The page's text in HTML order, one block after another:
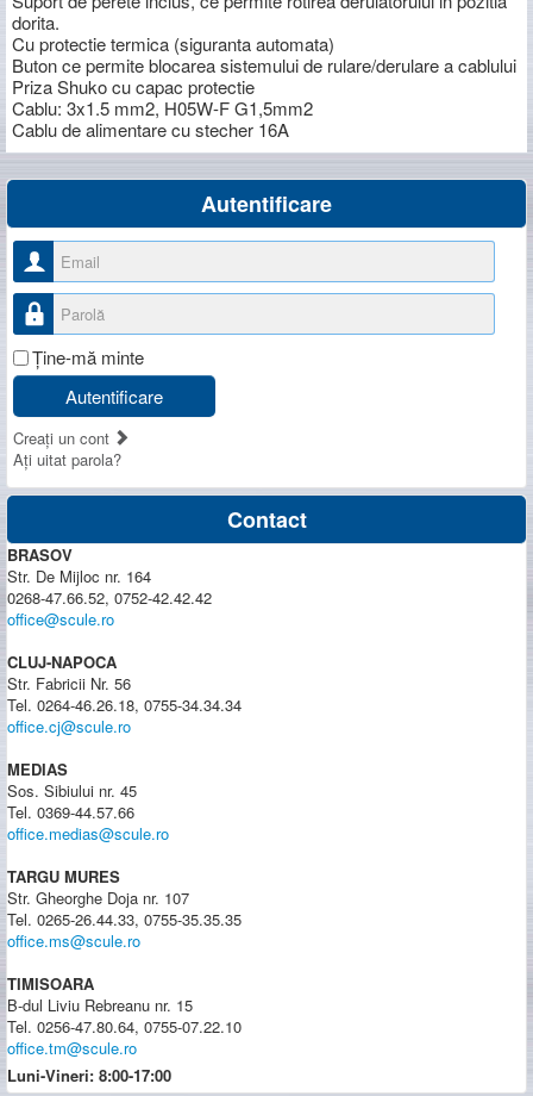
dorita.
Cu protectie termica (siguranta automata)
Buton ce permite blocarea sistemului de rulare/derulare a cablului
Priza Shuko cu capac protectie
Cablu: 3x1.5 mm2, H05W-F G1,5mm2
Cablu de alimentare cu stecher 16A
Autentificare
Nume utilizator
Parolă
Ţine-mă minte
Autentificare
Creaţi un cont
Aţi uitat parola?
Contact
BRASOV
Str. De Mijloc nr. 164
0268-47.66.52, 0752-42.42.42
office@scule.ro
CLUJ-NAPOCA
Str. Fabricii Nr. 56
Tel. 0264-46.26.18, 0755-34.34.34
office.cj@scule.ro
MEDIAS
Sos. Sibiului nr. 45
Tel. 0369-44.57.66
office.medias@scule.ro
TARGU MURES
Str. Gheorghe Doja nr. 107
Tel. 0265-26.44.33, 0755-35.35.35
office.ms@scule.ro
TIMISOARA
B-dul Liviu Rebreanu nr. 15
Tel. 0256-47.80.64, 0755-07.22.10
office.tm@scule.ro
Luni-Vineri: 8:00-17:00